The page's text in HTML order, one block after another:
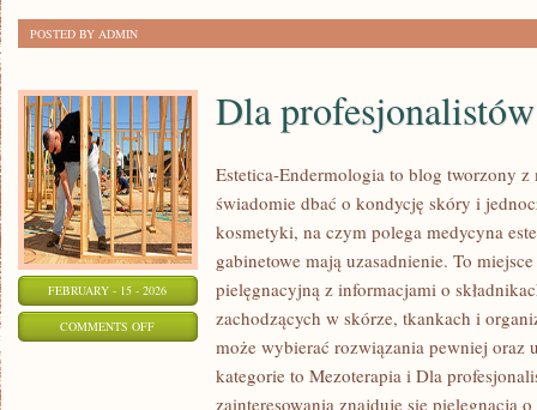
POSTED BY ADMIN
FEBRUARY - 15 - 2026
COMMENTS OFFON
PROFESJONALISTÓW
Dla profesjonalistów
Estetica-Endermologia to blog tworzony
świadomie dbać o kondycję skóry i
kosmetyki, na czym polega medycyna
gabinetowe mają uzasadnienie. To
pielęgnacyjną z informacjami o
zachodzących w skórze, tkankach i
może wybierać rozwiązania pewniej oraz
kategorie to Mezoterapia i Dla
zainteresowania znajduje się pielęgnacja